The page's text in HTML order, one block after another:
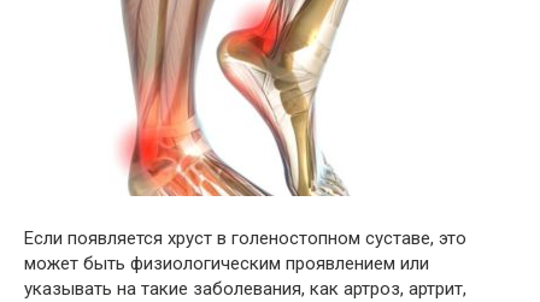
Если появляется хруст в голеностопном суставе, это
может быть физиологическим проявлением или
указывать на такие заболевания, как артроз, артрит,